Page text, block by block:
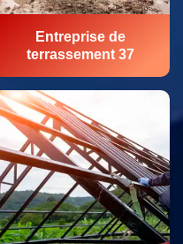
Entreprise de
terrassement 37